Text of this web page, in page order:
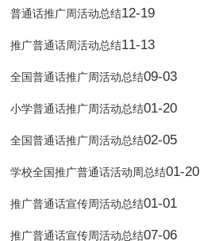
普通话推广周活动总结12-19
推广普通话周活动总结11-13
全国普通话推广周活动总结09-03
小学普通话推广周活动总结01-20
全国普通话推广周活动总结02-05
学校全国推广普通话活动周总结01-20
推广普通话宣传周活动总结01-01
推广普通话宣传周活动总结07-06